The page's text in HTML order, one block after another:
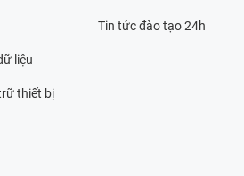
liệu
thiết bị
Tin tức đào tạo 24h